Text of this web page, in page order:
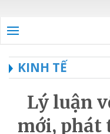
KINH TẾ
Lý luận
mới,